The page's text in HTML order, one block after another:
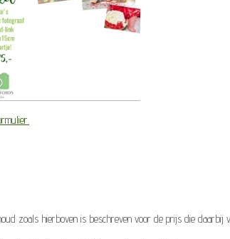
zoals hierboven is beschreven voor de prijs die daarbij